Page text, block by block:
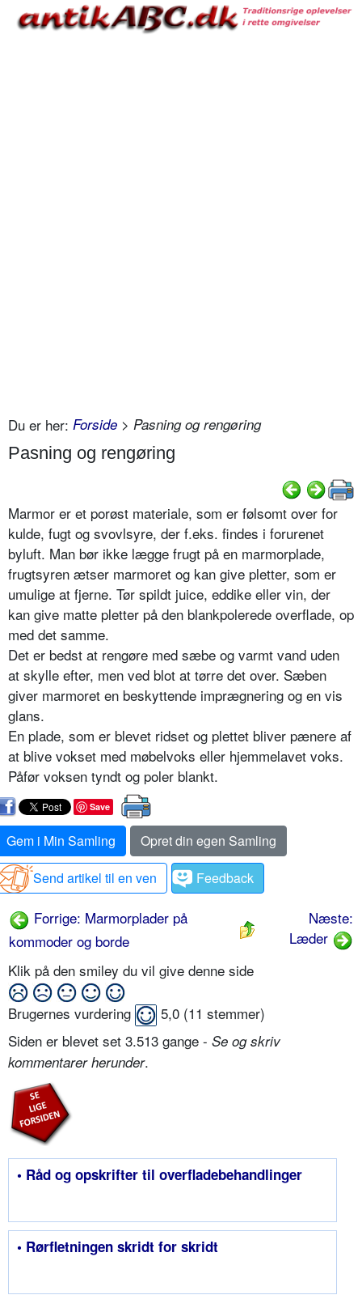
Du er her: Forside > Pasning og rengøring
Pasning og rengøring
Marmor er et porøst materiale, som er følsomt over for
kulde, fugt og svovlsyre, der f.eks. findes i forurenet
byluft. Man bør ikke lægge frugt på en marmorplade,
frugtsyren ætser marmoret og kan give pletter, som er
umulige at fjerne. Tør spildt juice, eddike eller vin, der
kan give matte pletter på den blankpolerede overflade, op
med det samme.
Det er bedst at rengøre med sæbe og varmt vand uden
at skylle efter, men ved blot at tørre det over. Sæben
giver marmoret en beskyttende imprægnering og en vis
glans.
En plade, som er blevet ridset og plettet bliver pænere af
at blive vokset med møbelvoks eller hjemmelavet voks.
Påfør voksen tyndt og poler blankt.
Save
Gem i Min Samling
Opret din egen Samling
Send artikel til en ven
Feedback
Forrige: Marmorplader på
kommoder og borde
Næste:
Læder
Klik på den smiley du vil give denne side
Brugernes vurdering 5,0 (11 stemmer)
Siden er blevet set 3.513 gange - Se og skriv
kommentarer herunder.
• Råd og opskrifter til overfladebehandlinger
• Rørfletningen skridt for skridt